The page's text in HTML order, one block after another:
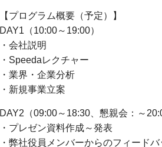
【プログラム概要（予定）】
DAY1（10:00～19:00）
・会社説明
・Speedaレクチャー
・業界・企業分析
・新規事業立案
DAY2（09:00～18:30、懇親会：～
・プレゼン資料作成～発表
・弊社役員メンバーからのフィードバ